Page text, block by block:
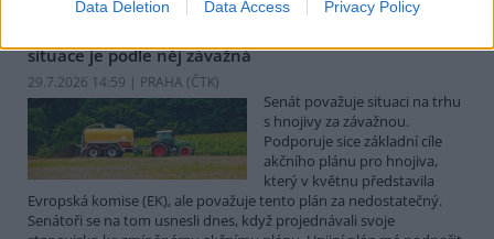
Data Deletion Data Access Privacy Policy
situace je podle něj závažná
29.7.2026 14:59 | PRAHA (ČTK)
Senát považuje situaci na trhu
s hnojivy za závažnou.
Podporuje sice základní cíle
akčního plánu pro hnojiva,
který v květnu představila
Evropská komise (EK), ale považuje tento plán za nedostatečný.
Senátoři se na tom usnesli dnes, když projednávali svoje